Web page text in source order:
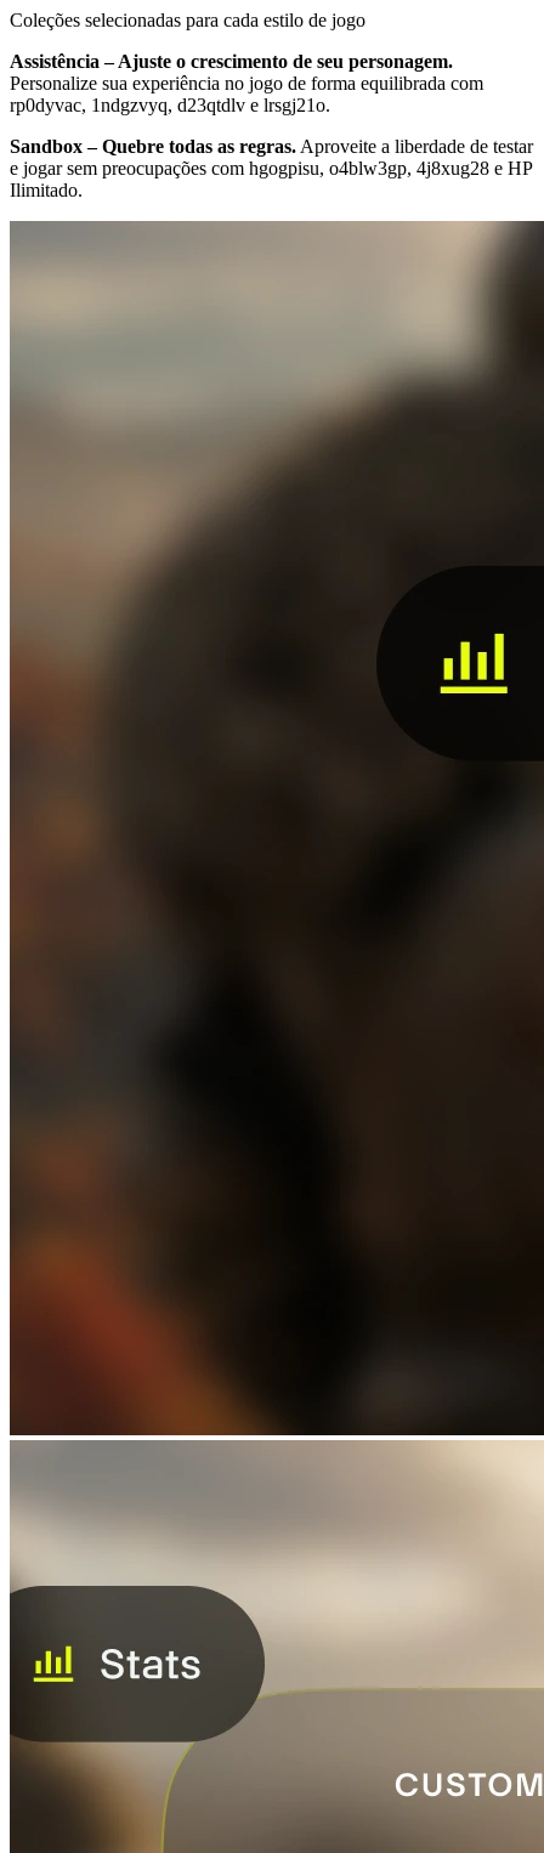
Coleções selecionadas para cada estilo de jogo
Assistência – Ajuste o crescimento de seu personagem.
Personalize sua experiência no jogo de forma equilibrada com
rp0dyvac, 1ndgzvyq, d23qtdlv e lrsgj21o.
Sandbox – Quebre todas as regras. Aproveite a liberdade de testar
e jogar sem preocupações com hgogpisu, o4blw3gp, 4j8xug28 e HP
Ilimitado.